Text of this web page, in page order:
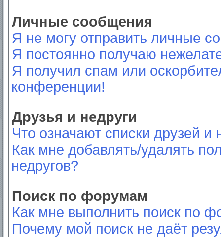
Личные сообщения
Я не могу отправить личные
Я постоянно получаю
Я получил спам или
конференции!
Друзья и недруги
Что означают списки друзей и
Как мне добавлять/удалять
недругов?
Поиск по форумам
Как мне выполнить поиск по
Почему мой поиск не даёт